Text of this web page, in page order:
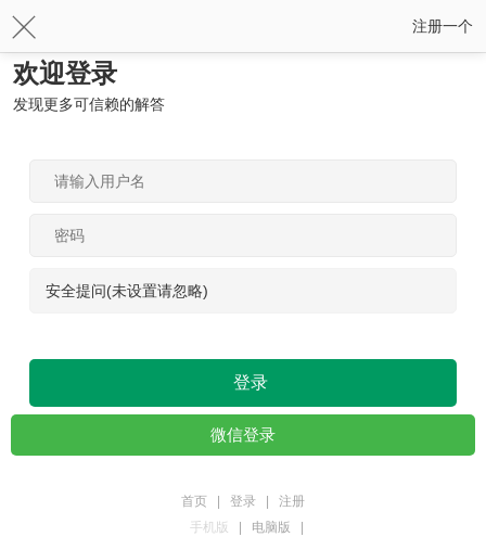
注册一个
欢迎登录
发现更多可信赖的解答
安全提问(未设置请忽略)
登录
微信登录
首页 登录
注册
手机版
电脑版